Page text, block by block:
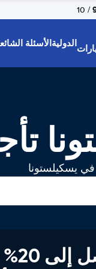
/ 10
الدوليةالأسئلة
يسكيلستونا
خصم